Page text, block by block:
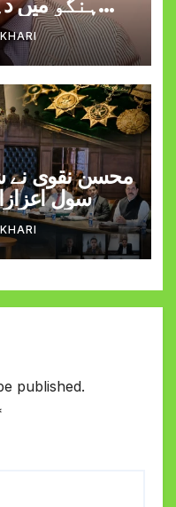
کارروائی کے
کی
محسن نقوی نے
سول
published.